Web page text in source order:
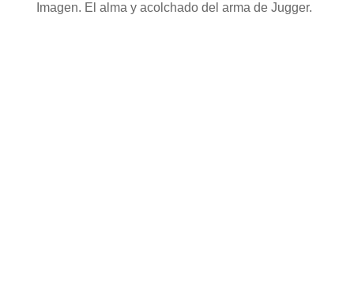
Imagen. El alma y acolchado del arma de Jugger.